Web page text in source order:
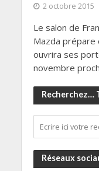
2 octobre 2015
Le salon de
Mazda prépare
ouvrira ses
novembre
Recherchez…
Réseaux